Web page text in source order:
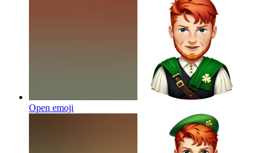
Open emoji